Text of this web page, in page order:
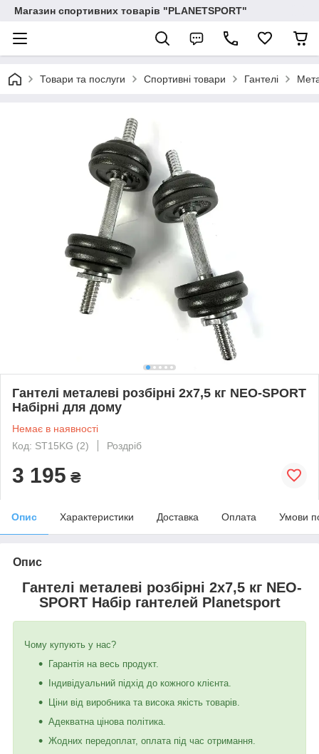
Магазин спортивних товарів "PLANETSPORT"
Товари та послуги Спортивні товари Гантелі
Гантелі металеві розбірні 2х7,5 кг NEO-SPORT
Набірні для дому
Немає в наявності
Код: ST15KG (2)
Роздріб
3 195 ₴
Опис Характеристики Доставка Оплата Умови
Опис
Гантелі металеві розбірні 2х7,5 кг NEO-
SPORT Набір гантелей Planetsport
Чому купують у нас?
Гарантія на весь продукт.
Індивідуальний підхід до кожного клієнта.
Ціни від виробника та висока якість товарів.
Адекватна цінова політика.
Жодних передоплат, оплата під час отримання.